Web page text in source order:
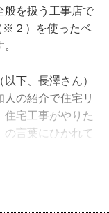
般を扱う工事店で
※２）を使ったベ
下、長澤さん）
の紹介で住宅リ
住宅工事がやりた
の言葉にひかれて
会社で働きたか